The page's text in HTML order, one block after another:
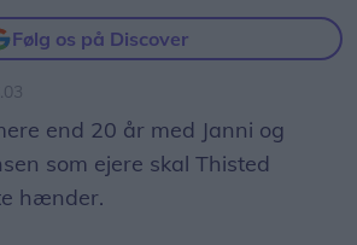
Følg os på Discover
end 20 år med Janni og
som ejere skal Thisted
hænder.